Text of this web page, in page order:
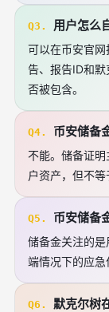
Q3. 用户怎么
可以在币安官
告、报告ID和
否被包含。
Q4. 币安储备
不能。储备证
户资产，但不等
Q5. 币安储备
储备金关注的
端情况下的应急
Q6. 默克尔树